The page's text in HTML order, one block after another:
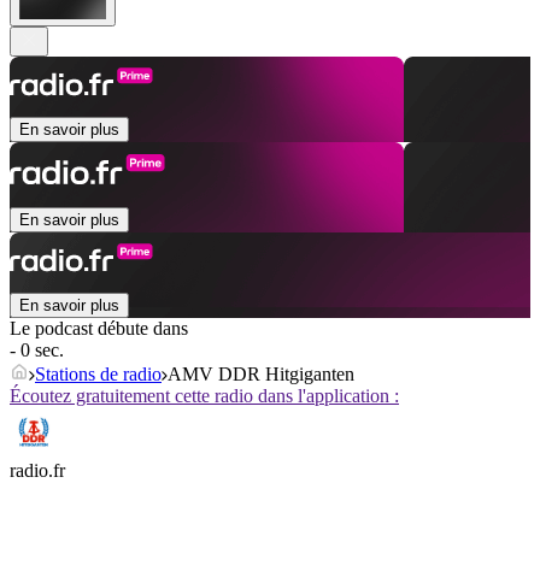
En savoir plus
En savoir plus
En savoir plus
Le podcast débute dans
- 0 sec.
Stations de radio AMV DDR Hitgiganten
Écoutez gratuitement cette radio dans l'application :
radio.fr